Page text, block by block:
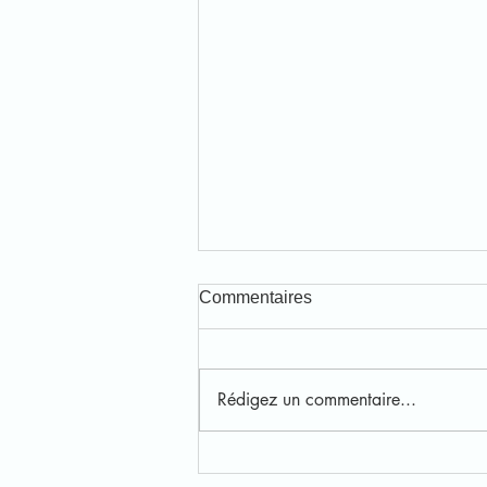
Commentaires
Rédigez un commentaire...